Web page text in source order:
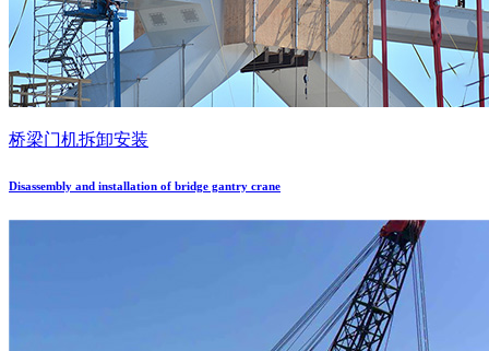
桥梁门机拆卸安装
Disassembly and installation of bridge gantry crane